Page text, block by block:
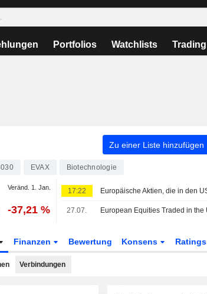
Portfolios Watchlists Trading
Zu einer Liste hinzufügen
EVAX Biotechnologie
Veränd. 1. Jan.
-37,21 %
17:22
27.07.
Finanzen Bewertung Konsens Ratings
Verbindungen